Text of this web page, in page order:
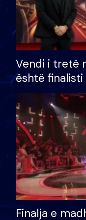
Vendi i tretë
është
Finalja e